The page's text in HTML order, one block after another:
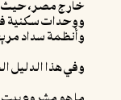
خارج مصر، حيث
ووحدات سكنية
وأنظمة سداد
وفي هذا الدليل